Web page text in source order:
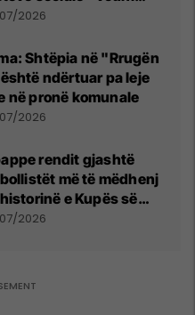
pas finales së
2026
Shtëpia në "Rrugën
ndërtuar pa leje
në pronë komunale
2026
rendit gjashtë
më të mëdhenj
e Kupës së
Messi mbetet i dyti
2026